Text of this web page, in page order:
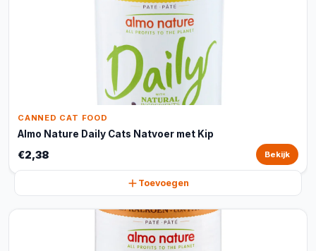
CANNED CAT FOOD
Almo Nature Daily Cats Natvoer met Kip
€2,38 Bekijk
Toevoegen